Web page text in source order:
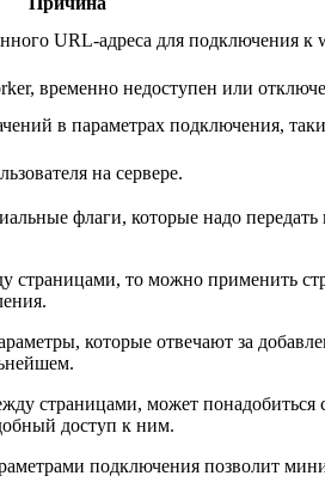
URL-адреса для подключения к
временно недоступен или
в параметрах подключения,
на сервере.
флаги, которые надо
страницами, то можно применить
которые отвечают за
страницами, может
доступ к ним.
подключения позволит